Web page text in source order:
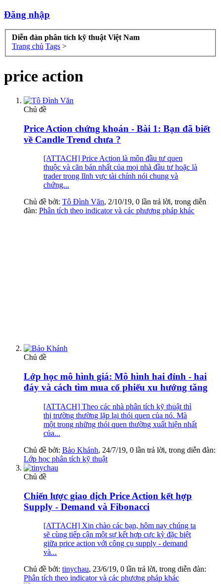
Đăng nhập
Diễn đàn phân tích kỹ thuật Việt Nam
Trang chủ Tags >
price action
Chủ đề
Price Action chứng khoán - Bài 1: Bạn đã biết
về Candle Trend chưa ?
[ATTACH] Price Action là môn đầu tư quen
thuộc và căn bản nhất của mọi nhà đầu tư hoặc là
trader trong lĩnh vực tài chính nói chung và
chứng...
Chủ đề bởi: Tô Đình Văn, 2/10/19, 0 lần trả lời, trong diễn
đàn: Phân tích theo indicator và các phương pháp khác
Chủ đề
Lớp học mô hình giá: Mô hình hai đỉnh - hai
đáy và cách tìm mua cổ phiếu xu hướng tăng
[ATTACH] Theo các nhà phân tích kỹ thuật thì
thị trường thường lặp lại thói quen của nó. Mà
một trong những thói quen thường xuất hiện nhất
của...
Chủ đề bởi: Bảo Khánh, 24/7/19, 0 lần trả lời, trong diễn đàn:
Lớp học phân tích kỹ thuật
Chủ đề
Chiến lược giao dịch Price Action kết hợp
Supply - Demand và Fibonacci
[ATTACH] Xin chào các bạn, hôm nay chúng ta
sẽ cùng tiếp cận một sự kết hợp cực kỳ đặc biệt
giữa price action với công cụ supply - demand
và...
Chủ đề bởi: tinychau, 23/6/19, 0 lần trả lời, trong diễn đàn:
Phân tích theo indicator và các phương pháp khác